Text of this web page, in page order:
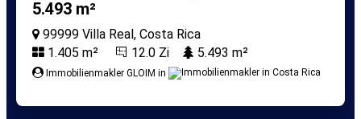
5.493 m²
99999 Villa Real, Costa Rica
1.405 m²
12.0 Zi 5.493 m²
Immobilienmakler GLOIM in